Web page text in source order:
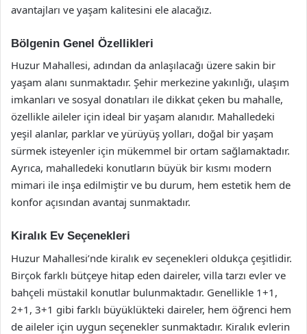
avantajları ve yaşam kalitesini ele alacağız.
Bölgenin Genel Özellikleri
Huzur Mahallesi, adından da anlaşılacağı üzere sakin bir
yaşam alanı sunmaktadır. Şehir merkezine yakınlığı, ulaşım
imkanları ve sosyal donatıları ile dikkat çeken bu mahalle,
özellikle aileler için ideal bir yaşam alanıdır. Mahalledeki
yeşil alanlar, parklar ve yürüyüş yolları, doğal bir yaşam
sürmek isteyenler için mükemmel bir ortam sağlamaktadır.
Ayrıca, mahalledeki konutların büyük bir kısmı modern
mimari ile inşa edilmiştir ve bu durum, hem estetik hem de
konfor açısından avantaj sunmaktadır.
Kiralık Ev Seçenekleri
Huzur Mahallesi’nde kiralık ev seçenekleri oldukça çeşitlidir.
Birçok farklı bütçeye hitap eden daireler, villa tarzı evler ve
bahçeli müstakil konutlar bulunmaktadır. Genellikle 1+1,
2+1, 3+1 gibi farklı büyüklükteki daireler, hem öğrenci hem
de aileler için uygun seçenekler sunmaktadır. Kiralık evlerin